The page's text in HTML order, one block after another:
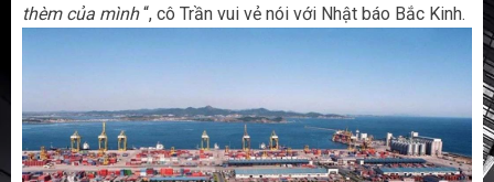
thèm của mình“, cô Trần vui vẻ nói với Nhật báo Bắc Kinh.